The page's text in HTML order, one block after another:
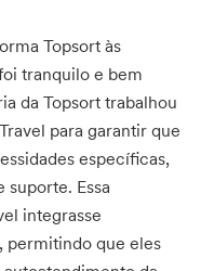
Topsort às
tranquilo e bem
da Topsort trabalhou
para garantir que
específicas,
Essa
integrasse
permitindo que eles